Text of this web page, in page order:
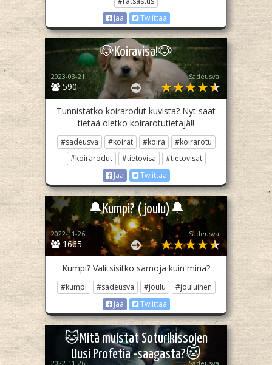
Jaa
Twiittaa
🐶Koiravisa!🐶
590
2023-03-21 Sadeusva
Tunnistatko koirarodut kuvista? Nyt saat
tietää oletko koirarotutietäjä!!
#sadeusva #koirat #koira
#koirarotu
#koirarodut
#tietovisa
#tietovisat
Jaa
Twiittaa
🔔Kumpi? (joulu)🔔
1665
2022-11-26 Sadeusva
Kumpi? Valitsisitko samoja kuin minä?
#kumpi #sadeusva #joulu
#jouluinen
Jaa
Twiittaa
🐱Mitä muistat Soturikissojen
Uusi Profetia -saagasta?🐱
2022-11-26 Sadeusva